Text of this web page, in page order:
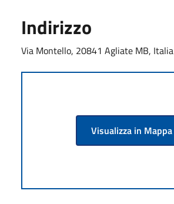
Indirizzo
Via Montello, 20841 Agliate MB, Italia
Visualizza in Mappa